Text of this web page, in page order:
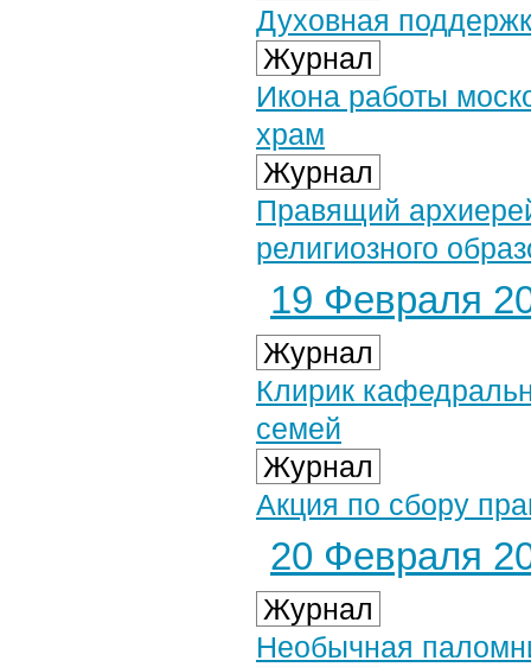
Духовная
Журнал
Икона работы
храм
Журнал
Правящий
религиозного
19 Февраля
Журнал
Клирик
семей
Журнал
Акция по сбору
20 Февраля
Журнал
Необычная